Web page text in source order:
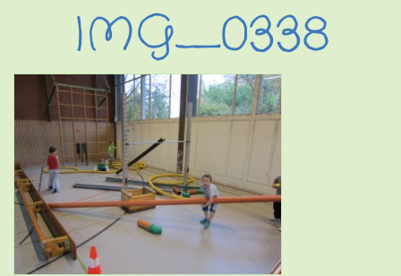
IMG_0338